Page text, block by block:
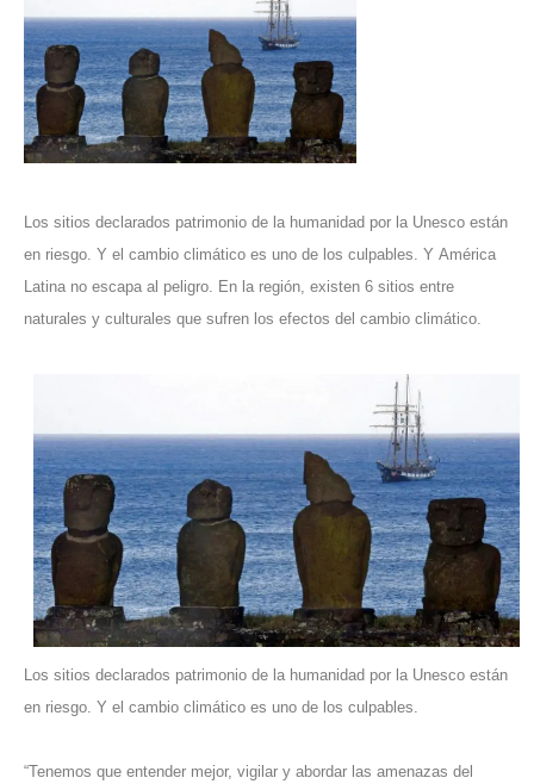
Los sitios declarados patrimonio de la humanidad por la Unesco están
en riesgo. Y el cambio climático es uno de los culpables. Y América
Latina no escapa al peligro.
En la región, existen 6 sitios entre
naturales y culturales que sufren los efectos del cambio climático.
Los sitios declarados patrimonio de la humanidad por la Unesco están
en riesgo. Y el cambio climático es uno de los culpables.
“Tenemos que entender mejor, vigilar y abordar las amenazas del